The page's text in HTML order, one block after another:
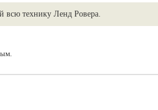
всю технику Ленд Ровера.